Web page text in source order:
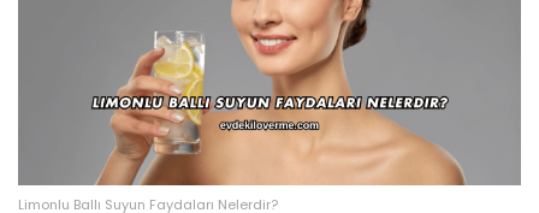
Limonlu Ballı Suyun Faydaları Nelerdir?